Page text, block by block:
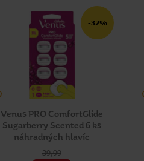
-32%
Venus PRO ComfortGlide
Sugarberry Scented 6 ks
náhradných hlavíc
39,99